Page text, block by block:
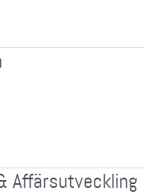
Affärsutveckling